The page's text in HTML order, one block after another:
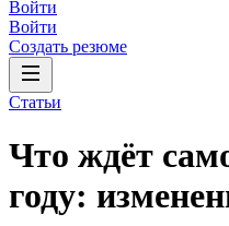
Войти
Войти
Создать резюме
Статьи
Что ждёт
году: